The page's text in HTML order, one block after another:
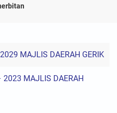
MAJLIS DAERAH GERIK
2023 MAJLIS DAERAH